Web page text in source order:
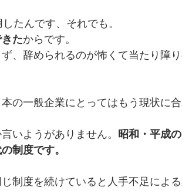
たんです、それでも。
たからです。
、辞められるのが怖くて当たり障
の一般企業にとってはもう現状に
いようがありません。 昭和・平成
制度です。
制度を続けていると人手不足によ